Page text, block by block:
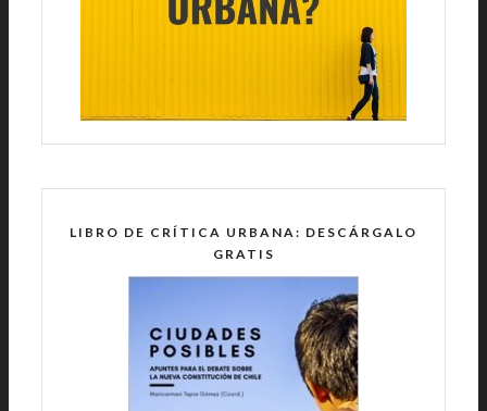
LIBRO DE CRÍTICA URBANA: DESCÁRGALO
GRATIS